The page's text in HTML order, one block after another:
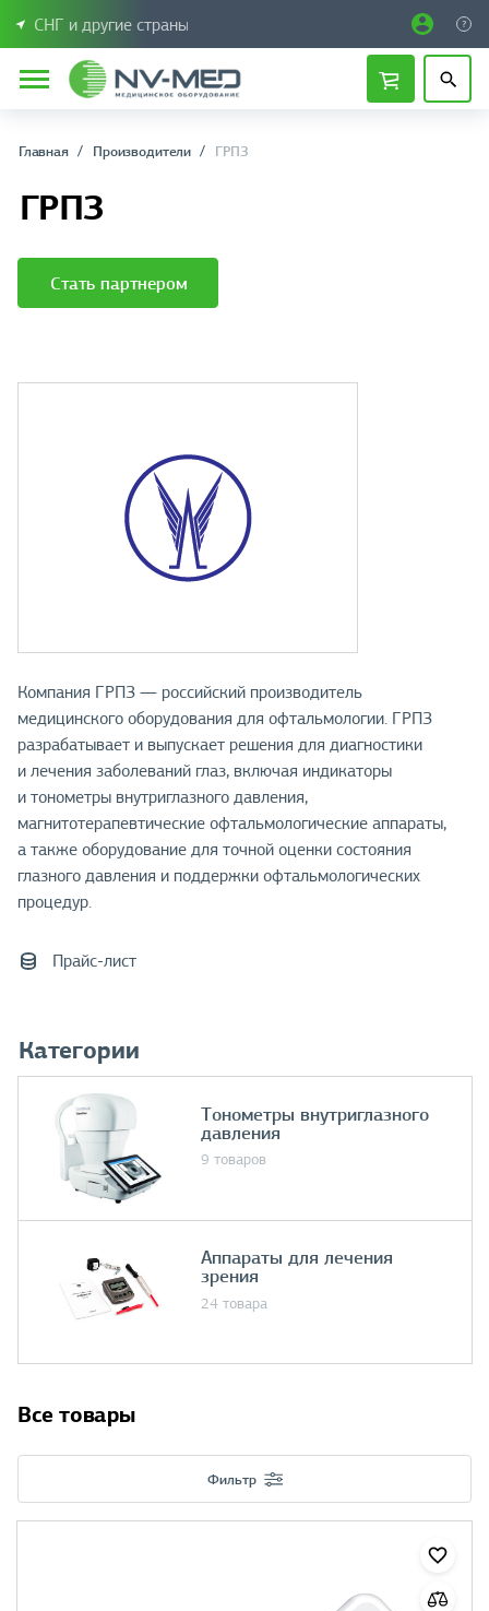
СНГ и другие страны
Главная Производители ГРПЗ
ГРПЗ
Стать партнером
Компания ГРПЗ — российский производитель
медицинского оборудования для офтальмологии. ГРПЗ
разрабатывает и выпускает решения для диагностики
и лечения заболеваний глаз, включая индикаторы
и тонометры внутриглазного давления,
магнитотерапевтические офтальмологические аппараты,
а также оборудование для точной оценки состояния
глазного давления и поддержки офтальмологических
процедур.
Прайс-лист
Категории
Тонометры внутриглазного
давления
9 товаров
Аппараты для лечения
зрения
24 товара
Все товары
Фильтр